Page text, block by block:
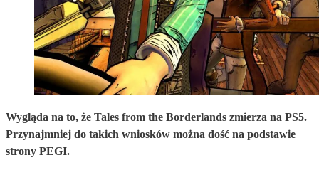
Wygląda na to, że Tales from the Borderlands zmierza na PS5.
Przynajmniej do takich wniosków można dość na podstawie
strony PEGI.